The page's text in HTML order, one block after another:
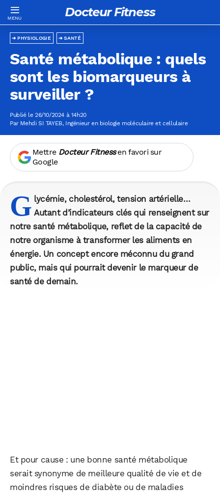
Docteur Fitness
SANTÉ
PHYSIOLOGIE
Santé métabolique : quels
sont les biomarqueurs à
surveiller ?
Publié le 26/10/2024 à 14h20
Par Mehdi SI TAYEB, Ingénieur en biologie moléculaire et cellulaire
Mettre Docteur Fitnessen favori sur
Google
G lycémie, cholestérol, tension artérielle…
Autant d’indicateurs clés qui renseignent sur
notre santé métabolique, reflet de la capacité de
notre organisme à transformer les aliments en
énergie. Un concept encore méconnu du grand
public, mais qui pourrait devenir le marqueur de
santé de demain.
Et pour cause : une bonne santé métabolique
serait synonyme de meilleure qualité de vie et de
moindres risques de diabète ou de maladies